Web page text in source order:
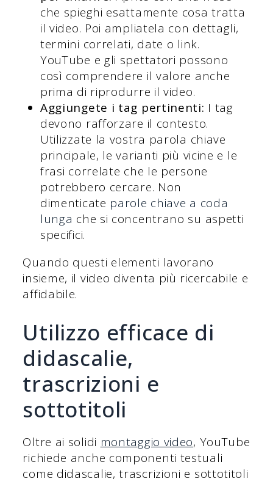
che spieghi esattamente cosa tratta
il video. Poi ampliatela con dettagli,
termini correlati, date o link.
YouTube e gli spettatori possono
così comprendere il valore anche
prima di riprodurre il video.
Aggiungete i tag pertinenti: I tag
devono rafforzare il contesto.
Utilizzate la vostra parola chiave
principale, le varianti più vicine e le
frasi correlate che le persone
potrebbero cercare. Non
dimenticate parole chiave a coda
lunga che si concentrano su aspetti
specifici.
Quando questi elementi lavorano
insieme, il video diventa più ricercabile e
affidabile.
Utilizzo efficace di
didascalie,
trascrizioni e
sottotitoli
Oltre ai solidi montaggio video, YouTube
richiede anche componenti testuali
come didascalie, trascrizioni e sottotitoli